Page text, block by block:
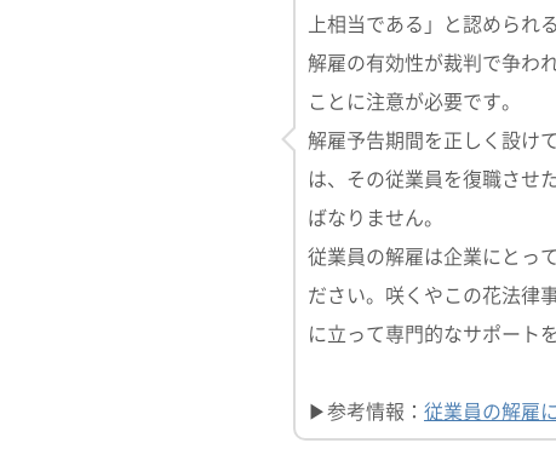
上相当である」と認められ
解雇の有効性が裁判で争わ
ことに注意が必要です。
解雇予告期間を正しく設け
は、その従業員を復職させ
ばなりません。
従業員の解雇は企業にとっ
ださい。咲くやこの花法律
に立って専門的なサポート
▶参考情報： 従業員の解雇